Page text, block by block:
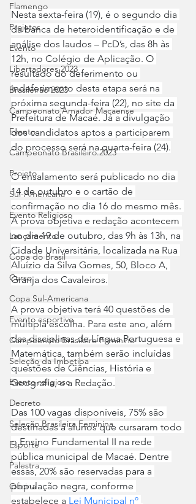
Flamengo
Projetos
Evento
Libertadores 2023
Brasileirão 2023
Campeonato Amador Macaense
Evento
Campeonato Brasileiro.2023
Projeto
Sul-Americana
Evento Religioso
Lançamento
Copa do Brasil
Curso
Copa Sul-Americana
Evento esportivo
Campeonato Brasileiro Feminino
Seleção da Imbetiba
Evento religioso
Decreto
Seleção Brasileira Feminina
Esporte
Palestra
Oficina
Nesta sexta-feira (19), é o segundo dia
da banca de heteroidentificação e de
análise dos laudos – PcD’s, das 8h às
12h, no Colégio de Aplicação. O
resultado do deferimento ou
indeferimento desta etapa será na
próxima segunda-feira (22), no site da
Prefeitura de Macaé. Já a divulgação
dos candidatos aptos a participarem
do processo será na quarta-feira (24).
O ensalamento será publicado no dia
14 de outubro e o cartão de
confirmação no dia 16 do mesmo mês.
A prova objetiva e redação acontecem
no dia 19 de outubro, das 9h às 13h, na
Cidade Universitária, localizada na Rua
Aluízio da Silva Gomes, 50, Bloco A,
Granja dos Cavaleiros.
A prova objetiva terá 40 questões de
múltipla escolha. Para este ano, além
das disciplinas de Língua Portuguesa e
Matemática, também serão incluídas
questões de Ciências, História e
Geografia, e a Redação.
Das 100 vagas disponíveis, 75% são
destinadas a alunos que cursaram todo
o Ensino Fundamental II na rede
pública municipal de Macaé. Dentre
essas, 20% são reservadas para a
população negra, conforme
estabelece a Lei Municipal nº